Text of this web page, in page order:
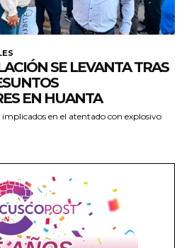
SE LEVANTA TRAS
EN HUANTA
en el atentado con explosivo